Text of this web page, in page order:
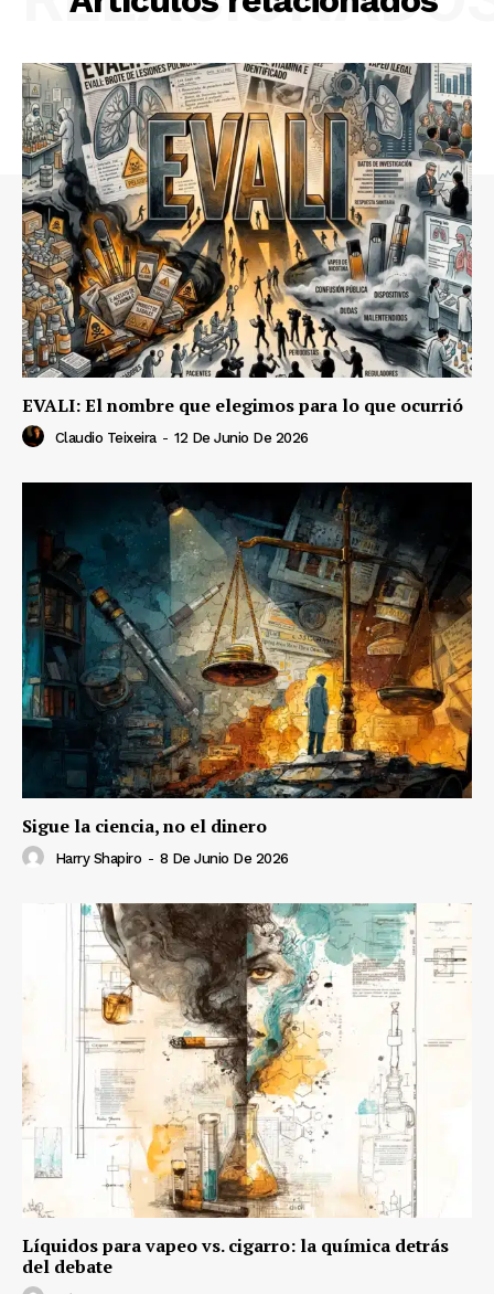
EVALI: El nombre que elegimos para lo que ocurrió
Claudio Teixeira - 12 De Junio De 2026
Sigue la ciencia, no el dinero
Harry Shapiro - 8 De Junio De 2026
Líquidos para vapeo vs. cigarro: la química detrás
del debate